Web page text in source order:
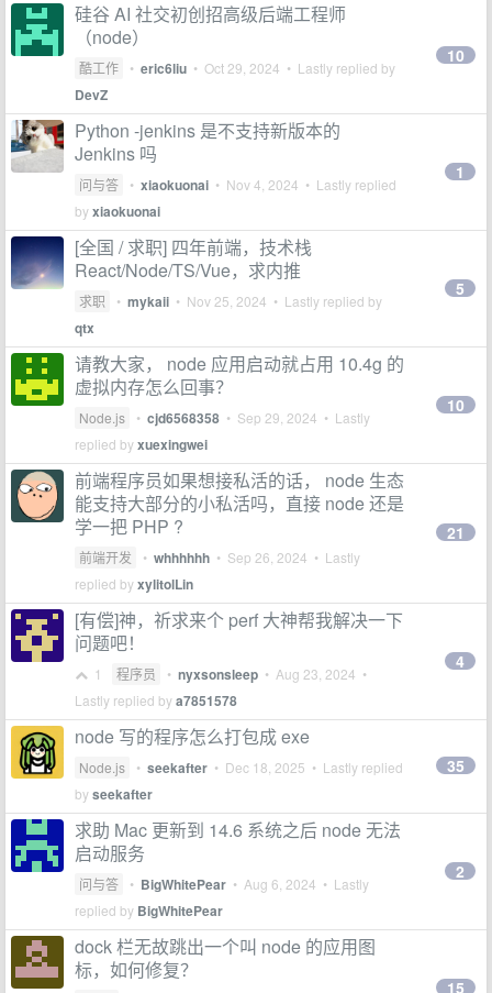
硅谷 AI 社交初创招高级后端工程师
（node）
酷工作 • eric6liu • Oct 29, 2024 • Lastly replied by
DevZ
10
Python -jenkins 是不支持新版本的
Jenkins 吗
问与答 • xiaokuonai • Nov 4, 2024 • Lastly replied
byxiaokuonai
1
[全国 / 求职] 四年前端，技术栈
React/Node/TS/Vue，求内推
求职 • mykaii • Nov 25, 2024 • Lastly replied by
qtx
5
请教大家， node 应用启动就占用 10.4g 的
虚拟内存怎么回事？
Node.js • cjd6568358 • Sep 29, 2024 • Lastly
replied byxuexingwei
10
前端程序员如果想接私活的话， node 生态
能支持大部分的小私活吗，直接 node 还是
学一把 PHP ?
前端开发 • whhhhhh • Sep 26, 2024 • Lastly
replied byxylitolLin
21
[有偿]神，祈求来个 perf 大神帮我解决一下
问题吧！
1 程序员 • nyxsonsleep • Aug 23, 2024 •
Lastly replied bya7851578
4
node 写的程序怎么打包成 exe
Node.js • seekafter • Dec 18, 2025 • Lastly replied
byseekafter
35
求助 Mac 更新到 14.6 系统之后 node 无法
启动服务
问与答 • BigWhitePear • Aug 6, 2024 • Lastly
replied by BigWhitePear
2
dock 栏无故跳出一个叫 node 的应用图
标，如何修复？
15